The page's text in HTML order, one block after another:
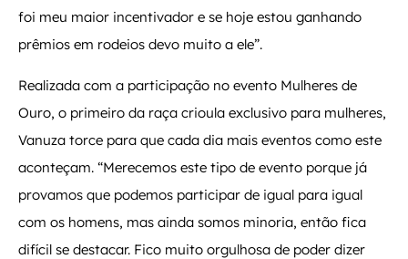
foi meu maior incentivador e se hoje estou ganhando
prêmios em rodeios devo muito a ele”.
Realizada com a participação no evento Mulheres de
Ouro, o primeiro da raça crioula exclusivo para mulheres,
Vanuza torce para que cada dia mais eventos como este
aconteçam. “Merecemos este tipo de evento porque já
provamos que podemos participar de igual para igual
com os homens, mas ainda somos minoria, então fica
difícil se destacar. Fico muito orgulhosa de poder dizer